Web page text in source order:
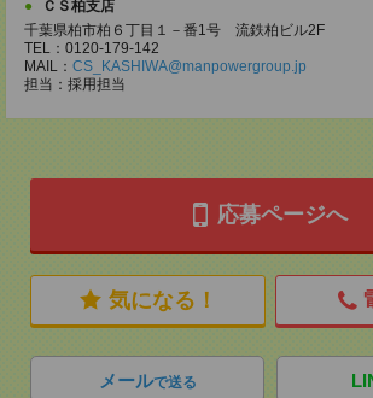
ＣＳ柏支店
千葉県柏市柏６丁目１－番1号 流鉄柏ビル2F
TEL：0120-179-142
MAIL： CS_KASHIWA@manpowergroup.jp
担当：採用担当
応募ページへ
気になる！
メールで送る